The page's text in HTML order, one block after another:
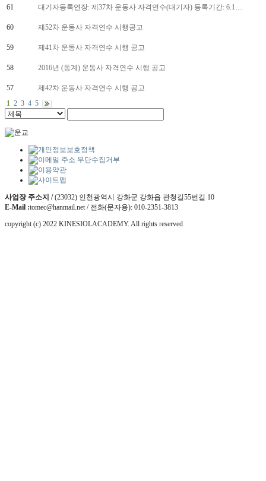
61 대기자등록연장: 제37차 운동사 자격연수(대기자) 등록기간: 6.1…
60 제52차 운동사 자격연수 시행공고
59 제41차 운동사 자격연수 시행 공고
58 2016년 (동계) 운동사 자격연수 시행 공고
57
제42차 운동사 자격연수 시행 공고
1 2 3 4 5
사업장 주소지 /(23032) 인천광역시 강화군 강화읍 관청길55번길 10
E-Mail :tomec@hanmail.net / 전화(문자용): 010-2351-3813
copyright (c) 2022 KINESIOLACADEMY. All rights reserved